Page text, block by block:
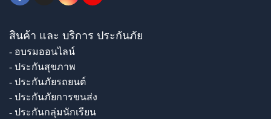
สินค้า และ บริการ ประกันภัย
- อบรมออนไลน์
- ประกันสุขภาพ
- ประกันภัยรถยนต์
- ประกันภัยการขนส่ง
- ประกันกลุ่มนักเรียน